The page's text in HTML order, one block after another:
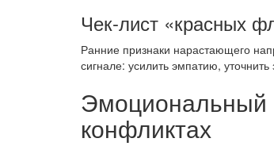
Чек-лист «красных
Ранние признаки нарастающего
сигнале: усилить эмпатию,
Эмоциональный
конфликтах